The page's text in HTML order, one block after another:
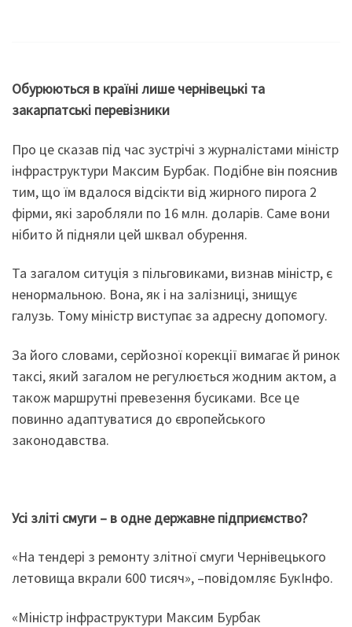
Обурюються в країні лише чернівецькі та
закарпатські перевізники
Про це сказав під час зустрічі з журналістами міністр
інфраструктури Максим Бурбак. Подібне він пояснив
тим, що їм вдалося відсікти від жирного пирога 2
фірми, які заробляли по 16 млн. доларів. Саме вони
нібито й підняли цей шквал обурення.
Та загалом ситуція з пільговиками, визнав міністр, є
ненормальною. Вона, як і на залізниці, знищує
галузь. Тому міністр виступає за адресну допомогу.
За його словами, серйозної корекції вимагає й ринок
таксі, який загалом не регулюється жодним актом, а
також маршрутні превезення бусиками. Все це
повинно адаптуватися до європейського
законодавства.
Усі зліті смуги – в одне державне підприємство?
«На тендері з ремонту злітної смуги Чернівецького
летовища вкрали 600 тисяч», –повідомляє БукІнфо.
«Міністр інфраструктури Максим Бурбак